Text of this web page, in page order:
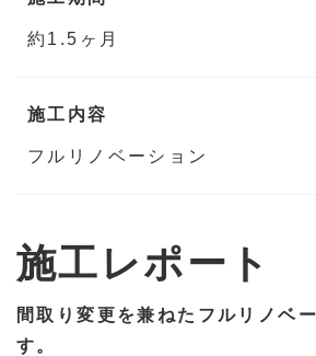
約1.5ヶ月
施工内容
フルリノベーション
施工レポート
間取り変更を兼ねたフルリノベ
す。